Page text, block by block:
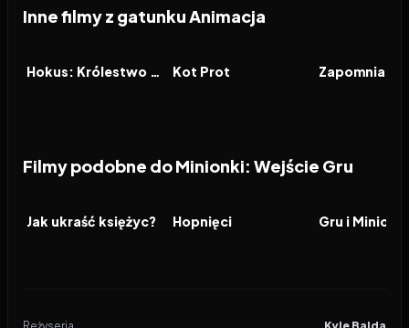
Inne filmy z gatunku Animacja
FILM Hokus: Królestwo magii FILM
Kot Prot FILM
Zapomniana
Filmy podobne do Minionki: Wejście Gru
FILM
Jak ukraść księżyc? FILM
Hopnięci FILM